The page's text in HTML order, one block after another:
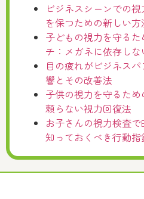
ビジネスシーンでの
を保つための新しい方
子どもの視力を守る
チ：メガネに依存し
目の疲れがビジネス
響とその改善法
子供の視力を守るた
頼らない視力回復法
お子さんの視力検査
知っておくべき行動指